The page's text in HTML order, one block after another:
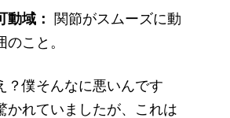
動域：
関節がスムーズに動
こと。
？僕そんなに悪いんです
かれていましたが、これは